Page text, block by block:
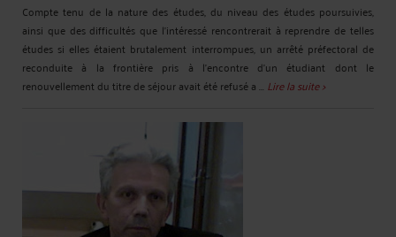
Compte tenu de la nature des études, du niveau des études poursuivies,
ainsi que des difficultés que l'intéressé rencontrerait à reprendre de telles
études si elles étaient brutalement interrompues, un arrêté préfectoral de
reconduite à la frontière pris à l'encontre d'un étudiant dont le
renouvellement du titre de séjour avait été refusé a ... Lire la suite >